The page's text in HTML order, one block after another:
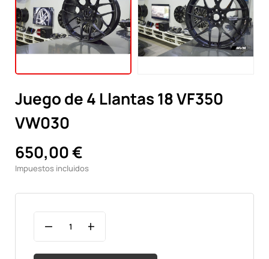
Juego de 4 Llantas 18 VF350
VW030
650,00 €
Impuestos incluidos